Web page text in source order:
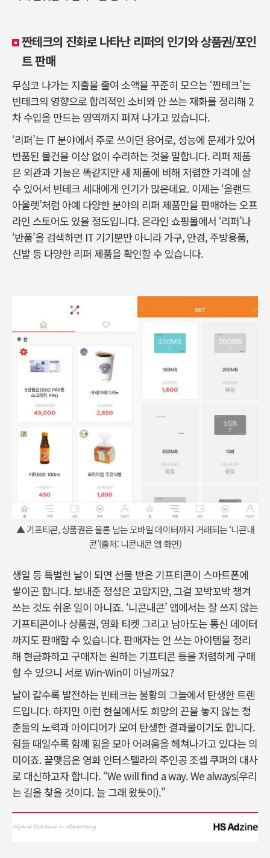
짠테크의 진화로 나타난 리퍼의 인기와 상품권/포인
트 판매
무심코 나가는 지출을 줄여 소액을 꾸준히 모으는 ‘짠테크’는
빈테크의 영향으로 합리적인 소비와 안 쓰는 재화를 정리해 2
차 수입을 만드는 영역까지 퍼져 나가고 있습니다.
‘리퍼’는 IT 분야에서 주로 쓰이던 용어로, 성능에 문제가 있어
반품된 물건을 이상 없이 수리하는 것을 말합니다. 리퍼 제품
은 외관과 기능은 똑같지만 새 제품에 비해 저렴한 가격에 살
수 있어서 빈테크 세대에게 인기가 많은데요. 이제는 ‘올랜드
아울렛’처럼 아예 다양한 분야의 리퍼 제품만을 판매하는 오프
라인 스토어도 있을 정도입니다. 온라인 쇼핑몰에서 ‘리퍼’나
‘반품’을 검색하면 IT 기기뿐만 아니라 가구, 안경, 주방용품,
신발 등 다양한 리퍼 제품을 확인할 수 있습니다.
▲ 기프티콘, 상품권은 물론 남는 모바일 데이터까지 거래되는 ‘니콘내
콘’(출처: 니콘내콘 앱 화면)
생일 등 특별한 날이 되면 선물 받은 기프티콘이 스마트폰에
쌓이곤 합니다. 보내준 정성은 고맙지만, 그걸 꼬박꼬박 챙겨
쓰는 것도 쉬운 일이 아니죠. ‘니콘내콘’ 앱에서는 잘 쓰지 않는
기프티콘이나 상품권, 영화 티켓 그리고 남아도는 통신 데이터
까지도 판매할 수 있습니다. 판매자는 안 쓰는 아이템을 정리
해 현금화하고 구매자는 원하는 기프티콘 등을 저렴하게 구매
할 수 있으니 서로 Win-Win이 아닐까요?
날이 갈수록 발전하는 빈테크는 불황의 그늘에서 탄생한 트렌
드입니다. 하지만 이런 현실에서도 희망의 끈을 놓지 않는 청
춘들의 노력과 아이디어가 모여 탄생한 결과물이기도 합니다.
힘들 때일수록 함께 힘을 모아 어려움을 헤쳐나가고 있다는 의
미이죠. 끝맺음은 영화 인터스텔라의 주인공 조셉 쿠퍼의 대사
로 대신하고자 합니다. “We will find a way. We always(우리
는 길을 찾을 것이다. 늘 그래 왔듯이).”